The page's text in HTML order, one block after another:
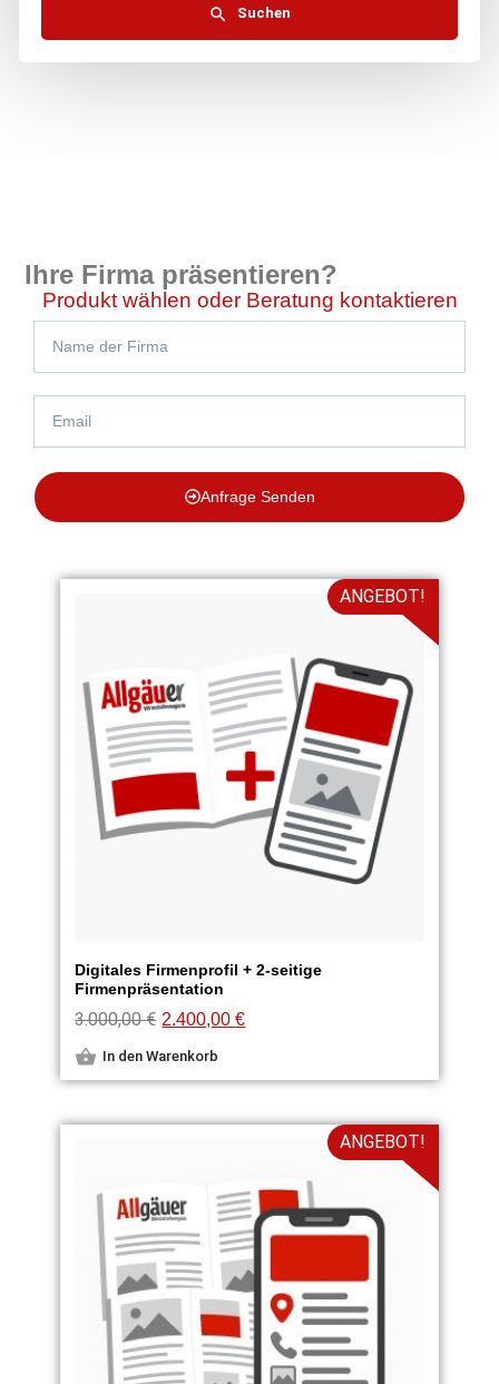
Suchen
Ihre Firma präsentieren?
Produkt wählen oder Beratung kontaktieren
Anfrage Senden
ANGEBOT!
Digitales Firmenprofil + 2-seitige
Firmenpräsentation
3.000,00€ 2.400,00€
In den Warenkorb
ANGEBOT!